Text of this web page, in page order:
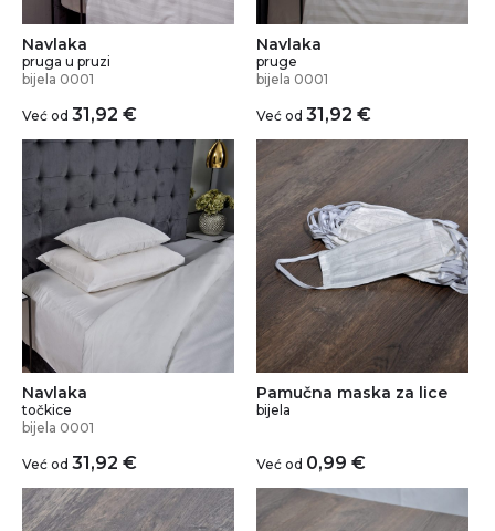
Navlaka
pruga u pruzi
bijela 0001
Već od 31,92 €
Navlaka
pruge
bijela 0001
Već od 31,92 €
Navlaka
točkice
bijela 0001
Već od 31,92 €
Pamučna maska za lice
bijela
Već od 0,99 €